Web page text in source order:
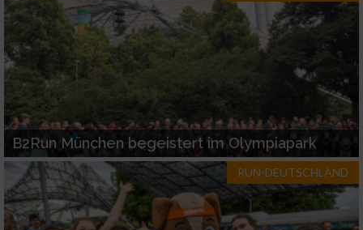
B2Run München begeistert im Olympiapark
RUN-DEUTSCHLAND